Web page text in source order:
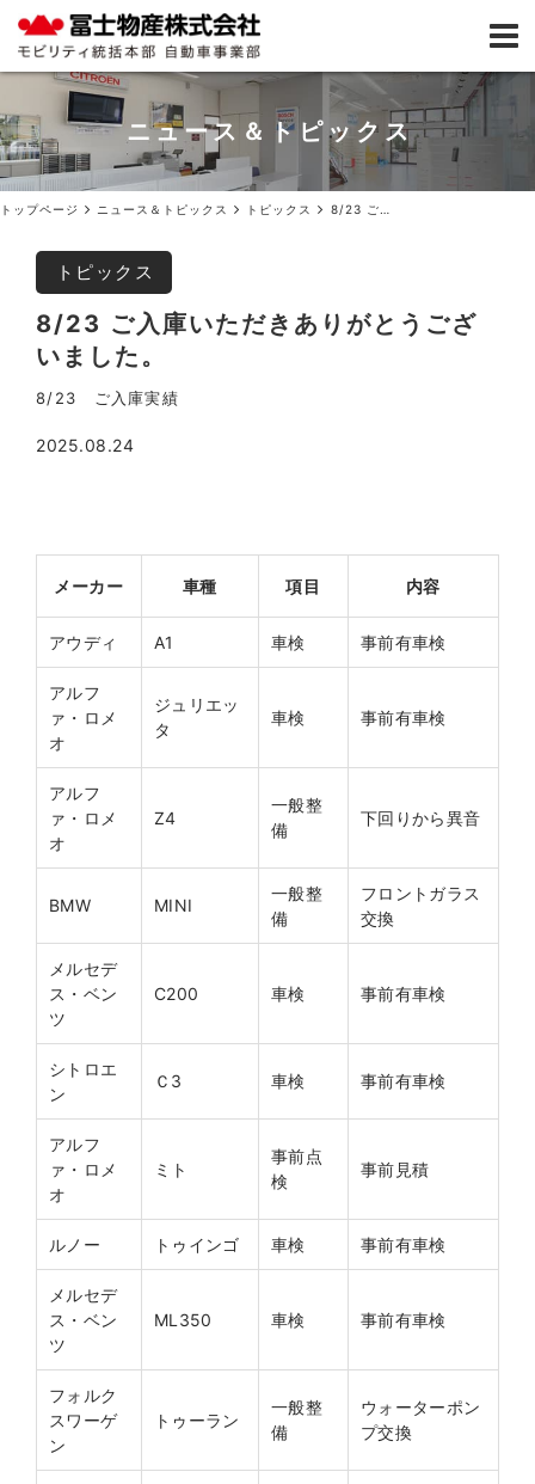
ニュース＆トピックス
トップページ ニュース＆トピックス トピックス
トピックス
8/23 ご入庫いただきありがとうござ
いました。
8/23 ご入庫実績
2025.08.24
メーカー 車種 項目 内容
アウディ A1 車検 事前有車検
アルフ
ァ・ロメ
オ
ジュリエッ
タ
車検 事前有車検
アルフ
ァ・ロメ
オ
Z4
一般整
備
下回りから異音
BMW MINI
一般整
備
フロントガラス
交換
メルセデ
ス・ベン
ツ
C200 車検 事前有車検
シトロエ
ン
Ｃ3 車検 事前有車検
アルフ
ァ・ロメ
オ
ミト
事前点
検
事前見積
ルノー トゥインゴ 車検 事前有車検
メルセデ
ス・ベン
ツ
ML350 車検 事前有車検
フォルク
スワーゲ
ン
トゥーラン
一般整
備
ウォーターポン
プ交換